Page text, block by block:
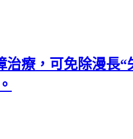
療，可免除漫長